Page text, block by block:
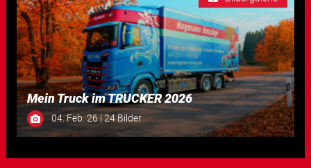
Mein Truck im TRUCKER 2026
04. Feb. 26 | 24 Bilder